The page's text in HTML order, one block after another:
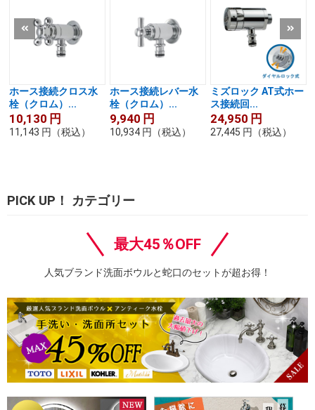
ホース接続クロス水
栓（クロム）...
10,130 円
11,143 円 （税込）
ホース接続レバー水
栓（クロム）...
9,940 円
10,934 円 （税込）
ミズロック AT式ホー
ス接続回...
24,950 円
27,445 円 （税込）
PICK UP！ カテゴリー
最大45％OFF
人気ブランド洗面ボウルと蛇口のセットが超お得！